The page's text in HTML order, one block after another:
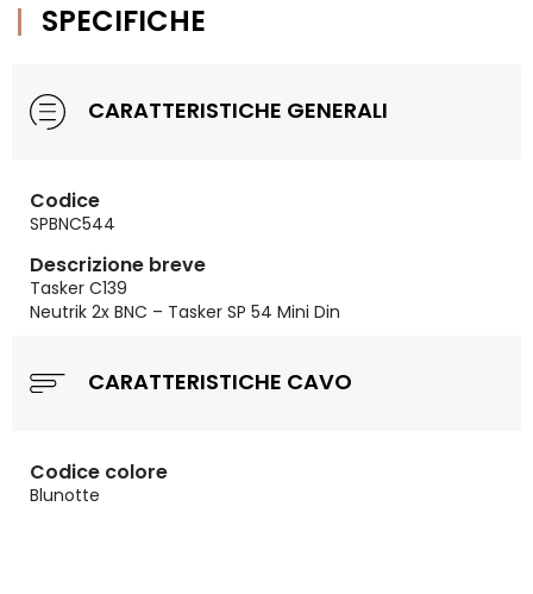
SPECIFICHE
CARATTERISTICHE GENERALI
Codice
SPBNC544
Descrizione breve
Tasker C139
Neutrik 2x BNC – Tasker SP 54 Mini Din
CARATTERISTICHE CAVO
Codice colore
Blunotte